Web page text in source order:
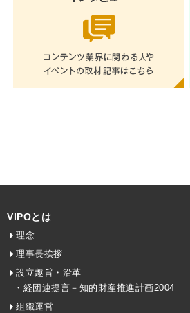
VIPOとは
理念
理事長挨拶
設立趣旨・沿革
・経団連提言－知的財産推進計画2004
組織運営